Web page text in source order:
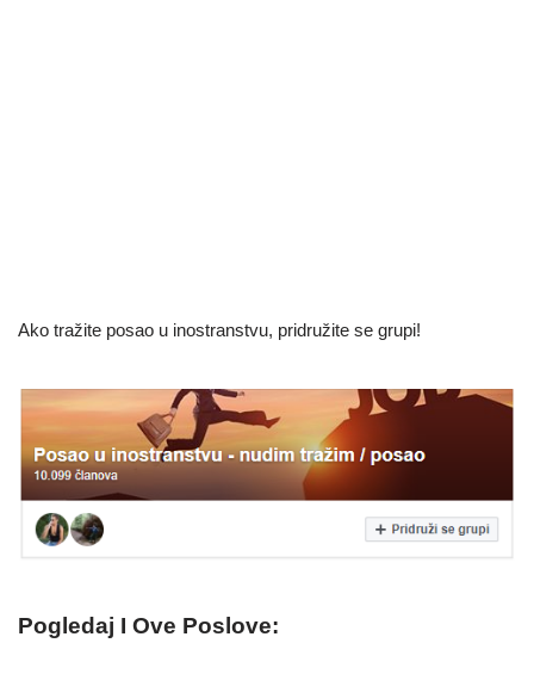
Ako tražite posao u inostranstvu, pridružite se grupi!
Pogledaj I Ove Poslove: